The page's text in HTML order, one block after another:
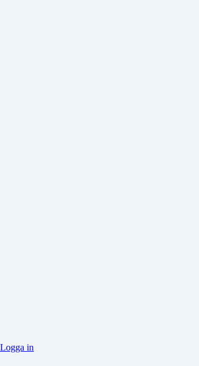
Logga in